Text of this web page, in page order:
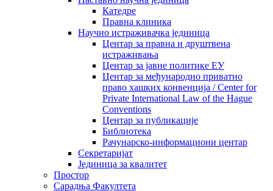
Катедре
Правна клиника
Научно истраживачка јединица
Центар за правна и друштвена
истраживања
Центар за јавне политике ЕУ
Центар за међународно приватно
право хашких конвенција / Center for
Private International Law of the Hague
Conventions
Центар за публикације
Библиотека
Рачунарско-информациони центар
Секретаријат
Јединица за квалитет
Простор
Сарадња Факултета